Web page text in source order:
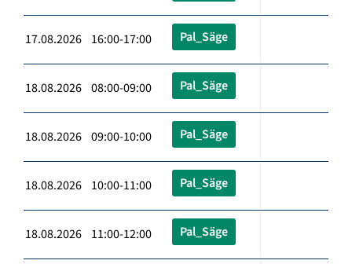
17.08.2026 16:00-17:00 Pal_Säge
18.08.2026 08:00-09:00 Pal_Säge
18.08.2026 09:00-10:00 Pal_Säge
18.08.2026 10:00-11:00 Pal_Säge
18.08.2026 11:00-12:00 Pal_Säge